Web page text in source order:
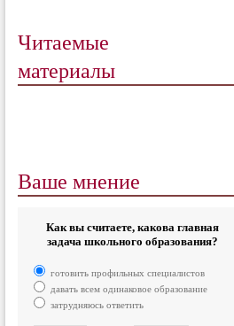
Читаемые
материалы
Ваше мнение
Как вы считаете, какова главная
задача школьного образования?
готовить профильных специалистов
давать всем одинаковое образование
затрудняюсь ответить